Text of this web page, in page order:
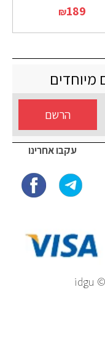
₪189
הרשם
עקבו אחרינו